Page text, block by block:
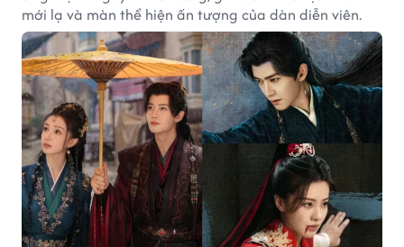
mới lạ và màn thể hiện ấn tượng của dàn diễn viên.